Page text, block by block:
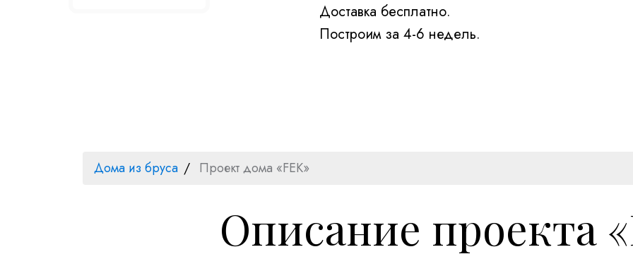
Доставка бесплатно.
Построим за 4-6 недель.
Дома из бруса Проект дома «FEK»
Описание проекта